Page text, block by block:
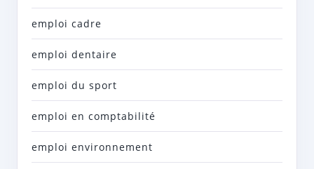
emploi cadre
emploi dentaire
emploi du sport
emploi en comptabilité
emploi environnement